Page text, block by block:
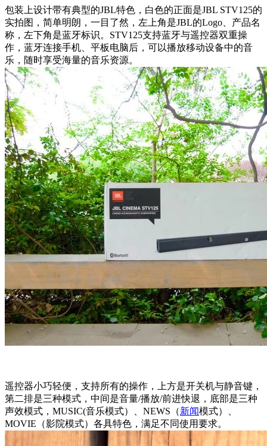
包装上设计带有典型的JBL特色，白色的正面是JBL STV125的
实拍图，简单明朗，一目了然，左上角是JBL的Logo、产品名
称，左下角是蓝牙标识。STV125支持蓝牙与遥控器双重操
作，蓝牙连接手机、平板电脑后，可以播放移动设备中的音
乐，随时享受海量的音乐资源。
遥控器小巧轻便，支持所有的操作，上方是开关机与静音键，
第二排是三种模式，中间是音量/播放/前进快退，底部是三种
声效模式，MUSIC(音乐模式）、NEWS（新闻模式）、
MOVIE（影院模式）各具特色，满足不同使用要求。